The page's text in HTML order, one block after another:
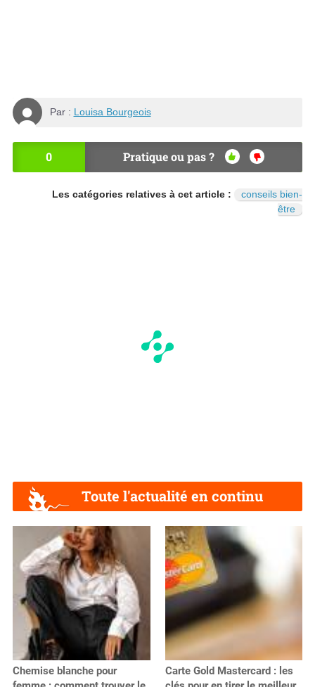
Par : Louisa Bourgeois
0 Pratique ou pas ?
OU
NO
N
Les catégories relatives à cet article :
conseils bien-
être
Toute l'actualité en continu
Chemise blanche pour
Carte Gold Mastercard : les